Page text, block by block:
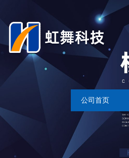
公司首页